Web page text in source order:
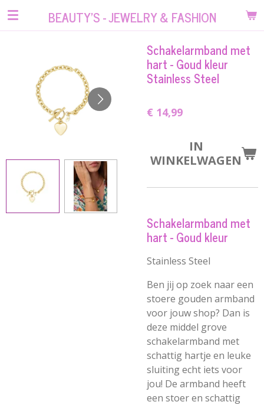
Ga
hoofdinhoud
BEAUTY'S - JEWELRY & FASHION
Schakelarmband met
hart - Goud kleur
Stainless Steel
€ 14,99
IN
WINKELWAGEN
Schakelarmband met
hart - Goud kleur
Stainless Steel
Ben jij op zoek naar een
stoere gouden armband
voor jouw shop? Dan is
deze middel grove
schakelarmband met
schattig hartje en leuke
sluiting echt iets voor
jou! De armband heeft
een stoer en schattig